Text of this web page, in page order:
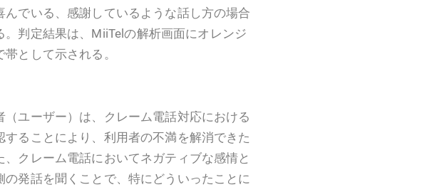
でいる、感謝しているような話し方の場合
判定結果は、MiiTelの解析画面にオレンジ
として示される。
ユーザー）は、クレーム電話対応における
ることにより、利用者の不満を解消できた
クレーム電話においてネガティブな感情と
の発話を聞くことで、特にどういったことに